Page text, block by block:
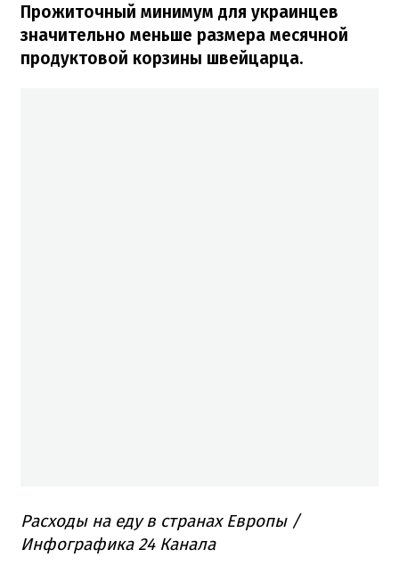
Прожиточный минимум для украинцев
значительно меньше размера месячной
продуктовой корзины швейцарца.
Расходы на еду в странах Европы /
Инфографика 24 Канала